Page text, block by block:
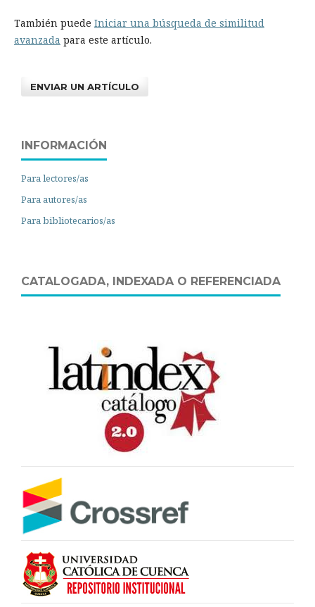
También puede Iniciar una búsqueda de similitud
avanzada para este artículo.
ENVIAR UN ARTÍCULO
INFORMACIÓN
Para lectores/as
Para autores/as
Para bibliotecarios/as
CATALOGADA, INDEXADA O REFERENCIADA